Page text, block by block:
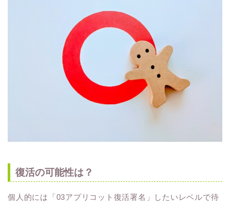
復活の可能性は？
個人的には「03アプリコット復活署名」したいレベルで待